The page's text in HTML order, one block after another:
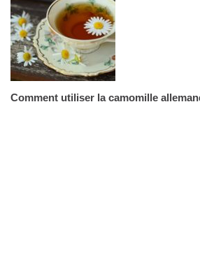
Comment utiliser la camomille